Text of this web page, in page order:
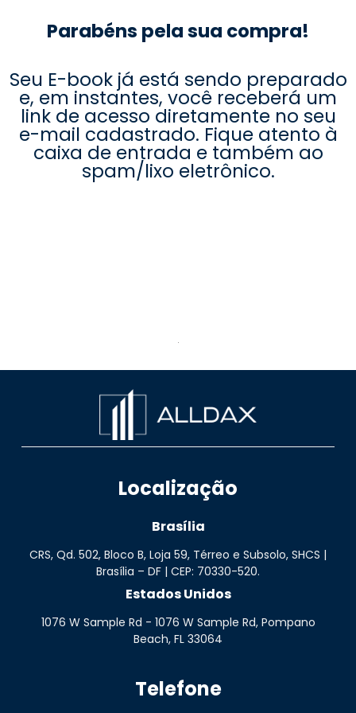
Parabéns pela sua compra!
Seu E-book já está sendo preparado
e, em instantes, você receberá um
link de acesso diretamente no seu
e-mail cadastrado. Fique atento à
caixa de entrada e também ao
spam/lixo eletrônico.
Localização
Brasília
CRS, Qd. 502, Bloco B, Loja 59, Térreo e Subsolo, SHCS |
Brasília – DF | CEP: 70330-520.
Estados Unidos
1076 W Sample Rd - 1076 W Sample Rd, Pompano
Beach, FL 33064
Telefone